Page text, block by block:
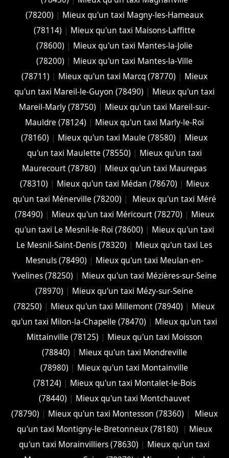
(78200) | Mieux qu'un taxi Magny-les-Hameaux
(78114) | Mieux qu'un taxi Maisons-Laffitte
(78600) | Mieux qu'un taxi Mantes-la-Jolie
(78200) | Mieux qu'un taxi Mantes-la-Ville
(78711) | Mieux qu'un taxi Marcq (78770) | Mieux
qu'un taxi Mareil-le-Guyon (78490) | Mieux qu'un taxi
Mareil-Marly (78750) | Mieux qu'un taxi Mareil-sur-
Mauldre (78124) | Mieux qu'un taxi Marly-le-Roi
(78160) | Mieux qu'un taxi Maule (78580) | Mieux
qu'un taxi Maulette (78550) | Mieux qu'un taxi
Maurecourt (78780) | Mieux qu'un taxi Maurepas
(78310) | Mieux qu'un taxi Médan (78670) | Mieux
qu'un taxi Ménerville (78200) |
Mieux qu'un taxi Méré
(78490) | Mieux qu'un taxi Méricourt (78270) | Mieux
qu'un taxi Le Mesnil-le-Roi (78600) | Mieux qu'un taxi
Le Mesnil-Saint-Denis (78320) | Mieux qu'un taxi Les
Mesnuls (78490) | Mieux qu'un taxi Meulan-en-
Yvelines (78250) | Mieux qu'un taxi Mézières-sur-Seine
(78970) | Mieux qu'un taxi Mézy-sur-Seine
(78250) | Mieux qu'un taxi Millemont (78940) | Mieux
qu'un taxi Milon-la-Chapelle (78470) | Mieux qu'un taxi
Mittainville (78125) | Mieux qu'un taxi Moisson
(78840) | Mieux qu'un taxi Mondreville
(78980) | Mieux qu'un taxi Montainville
(78124) | Mieux qu'un taxi Montalet-le-Bois
(78440) | Mieux qu'un taxi Montchauvet
(78790) | Mieux qu'un taxi Montesson (78360) |
Mieux
qu'un taxi Montigny-le-Bretonneux (78180)
| Mieux
qu'un taxi Morainvilliers (78630) | Mieux qu'un taxi